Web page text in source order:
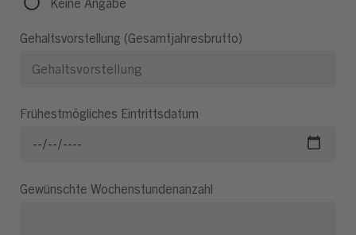
Gehaltsvorstellung (Gesamtjahresbrutto)
Frühestmögliches Eintrittsdatum
Gewünschte Wochenstundenanzahl